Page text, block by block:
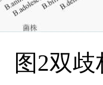
图2双